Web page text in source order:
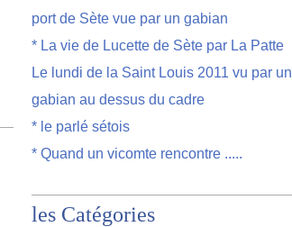
port de Sète vue par un gabian
* La vie de Lucette de Sète par La Patte
Le lundi de la Saint Louis 2011 vu par un
gabian au dessus du cadre
* le parlé sétois
* Quand un vicomte rencontre .....
les Catégories